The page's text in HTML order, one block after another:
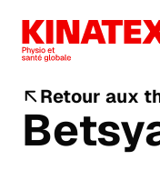
Retour aux